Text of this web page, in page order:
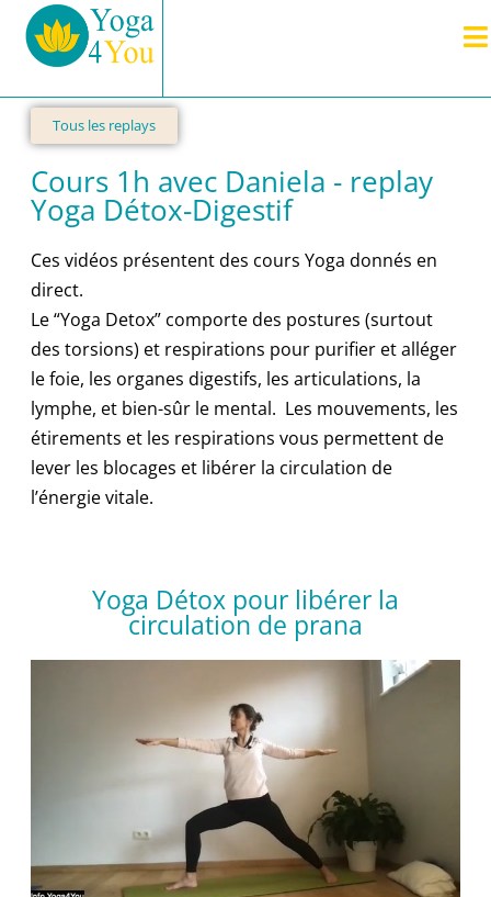
Tous les replays
Cours 1h avec Daniela - replay
Yoga Détox-Digestif
Ces vidéos présentent des cours Yoga donnés en
direct.
Le “Yoga Detox” comporte des postures (surtout
des torsions) et respirations pour purifier et alléger
le foie, les organes digestifs, les articulations, la
lymphe, et bien-sûr le mental. Les mouvements, les
étirements et les respirations vous permettent de
lever les blocages et libérer la circulation de
l’énergie vitale.
Yoga Détox pour libérer la
circulation de prana